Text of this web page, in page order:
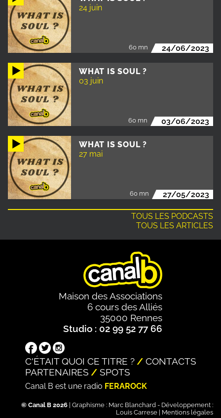
24 juin
60 mn 24/06/2023
WHAT IS SOUL ?
03 juin
60 mn 03/06/2023
WHAT IS SOUL ?
27 mai
60 mn 27/05/2023
TOUS LES PODCASTS
TOUS LES ARTICLES
Maison des Associations
6 cours des Alliés
35000 Rennes
Studio : 02 99 52 77 66
C'ÉTAIT QUOI CE TITRE ?
CONTACTS
PARTENAIRES
SPOTS
Canal B est une radio FERAROCK
© Canal B 2026 | Graphisme : Marc Blanchard - Développement :
Louis Carrese | Mentions légales